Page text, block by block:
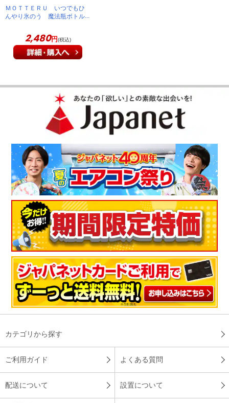
ＭＯＴＴＥＲＵ いつでもひ
んやり氷のう 魔法瓶ボトル
冷保温両対応 アーモンドミ
ルク MOT-TUM01-AM
2,480円(税込)
カテゴリから探す
ご利用ガイド よくある質問
配送について 設置について